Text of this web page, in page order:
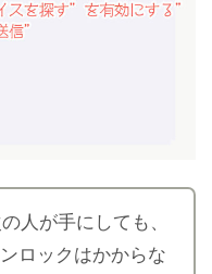
人が手にしても、
ロックはかからな